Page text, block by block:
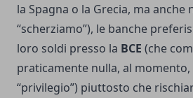
la Spagna o la Grecia, ma anche
“scherziamo”), le banche
loro soldi presso la BCE (che
praticamente nulla, al
“privilegio”) piuttosto che